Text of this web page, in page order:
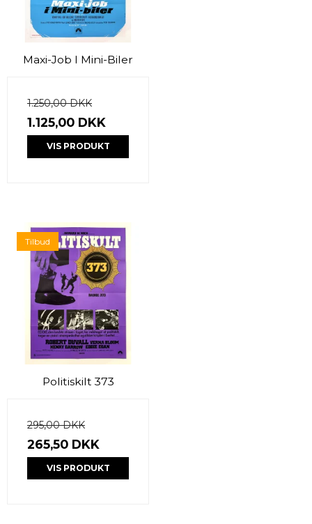
Maxi-Job I Mini-Biler
1.250,00 DKK
1.125,00 DKK
VIS PRODUKT
Tilbud
Politiskilt 373
295,00 DKK
265,50 DKK
VIS PRODUKT